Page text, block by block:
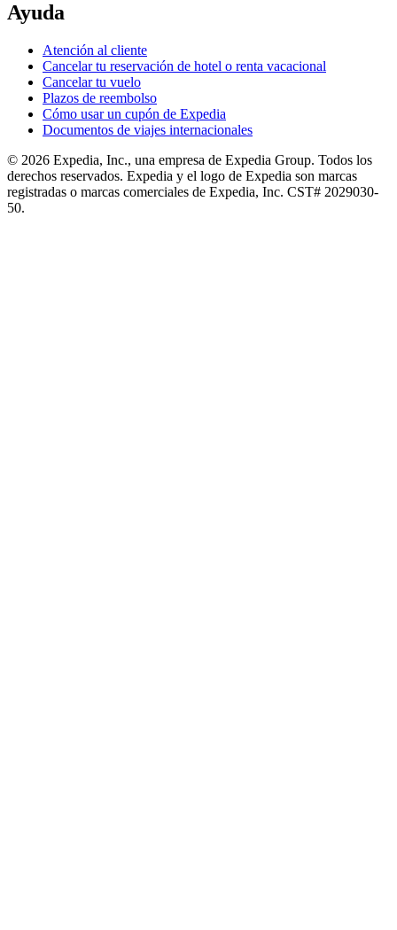
Ayuda
Atención al cliente
Cancelar tu reservación de hotel o renta vacacional
Cancelar tu vuelo
Plazos de reembolso
Cómo usar un cupón de Expedia
Documentos de viajes internacionales
© 2026 Expedia, Inc., una empresa de Expedia Group. Todos los
derechos reservados. Expedia y el logo de Expedia son marcas
registradas o marcas comerciales de Expedia, Inc. CST# 2029030-
50.